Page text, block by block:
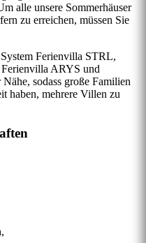
alle unsere Sommerhäuser
zu erreichen, müssen Sie
Ferienvilla STRL,
ARYS und
sodass große Familien
haben, mehrere Villen zu